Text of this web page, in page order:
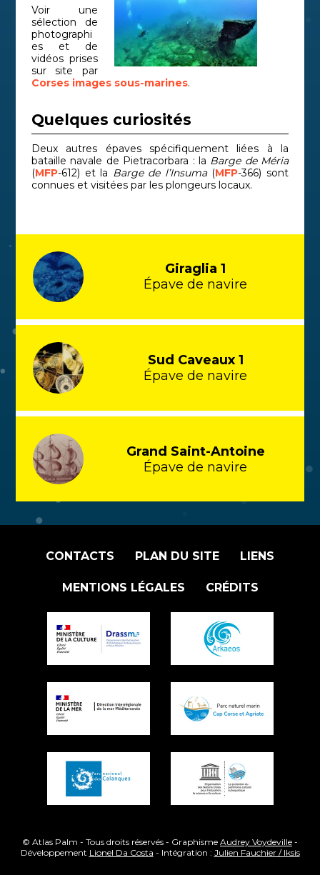
Voir une
sélection de
photographi
es et de
vidéos prises
sur site par
Corses images sous-marines.
Quelques curiosités
Deux autres épaves spécifiquement liées à la
bataille navale de Pietracorbara : la Barge de Méria
(MFP-612) et la Barge de l’Insuma (MFP-366) sont
connues et visitées par les plongeurs locaux.
Giraglia 1
Épave de navire
Sud Caveaux 1
Épave de navire
Grand Saint-Antoine
Épave de navire
CONTACTS PLAN DU SITE LIENS
MENTIONS LÉGALES CRÉDITS
© Atlas Palm - Tous droits réservés - Graphisme Audrey Voydeville -
Développement Lionel Da Costa - Intégration : Julien Fauchier / Iksis